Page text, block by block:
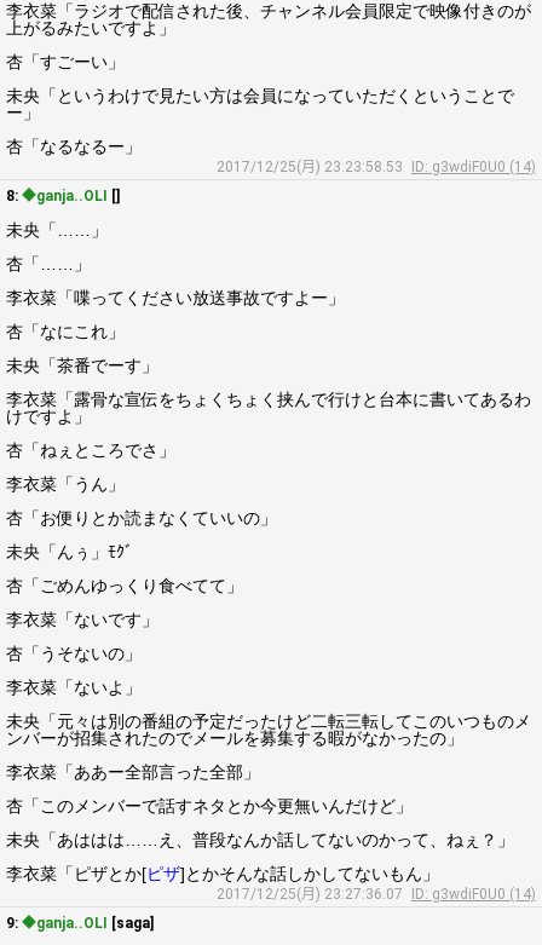
李衣菜「ラジオで配信された後、チャンネル会員限定で映像付きのが
上がるみたいですよ」
杏「すごーい」
未央「というわけで見たい方は会員になっていただくということで
ー」
杏「なるなるー」
2017/12/25(月) 23:23:58.53
ID: g3wdiF0U0 (14)
8: ◆ganja..OLI []
未央「……」
杏「……」
李衣菜「喋ってください放送事故ですよー」
杏「なにこれ」
未央「茶番でーす」
李衣菜「露骨な宣伝をちょくちょく挟んで行けと台本に書いてあるわ
けですよ」
杏「ねぇところでさ」
李衣菜「うん」
杏「お便りとか読まなくていいの」
未央「んぅ」ﾓｸﾞ
杏「ごめんゆっくり食べてて」
李衣菜「ないです」
杏「うそないの」
李衣菜「ないよ」
未央「元々は別の番組の予定だったけど二転三転してこのいつものメ
ンバーが招集されたのでメールを募集する暇がなかったの」
李衣菜「ああー全部言った全部」
杏「このメンバーで話すネタとか今更無いんだけど」
未央「あははは……え、普段なんか話してないのかって、ねぇ？」
李衣菜「ピザとか[ピザ]とかそんな話しかしてないもん」
2017/12/25(月) 23:27:36.07
ID: g3wdiF0U0 (14)
9: ◆ganja..OLI [saga]